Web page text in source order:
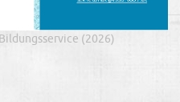
(2026)